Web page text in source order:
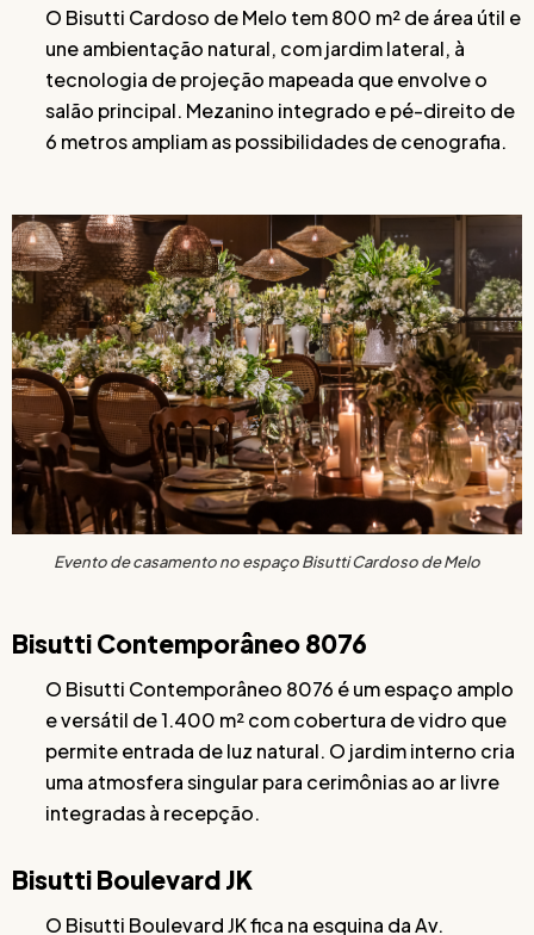
O Bisutti Cardoso de Melo tem 800 m² de área útil e
une ambientação natural, com jardim lateral, à
tecnologia de projeção mapeada que envolve o
salão principal. Mezanino integrado e pé-direito de
6 metros ampliam as possibilidades de cenografia.
Evento de casamento no espaço Bisutti Cardoso de Melo
Bisutti Contemporâneo 8076
O Bisutti Contemporâneo 8076 é um espaço amplo
e versátil de 1.400 m² com cobertura de vidro que
permite entrada de luz natural. O jardim interno cria
uma atmosfera singular para cerimônias ao ar livre
integradas à recepção.
Bisutti Boulevard JK
O Bisutti Boulevard JK fica na esquina da Av.